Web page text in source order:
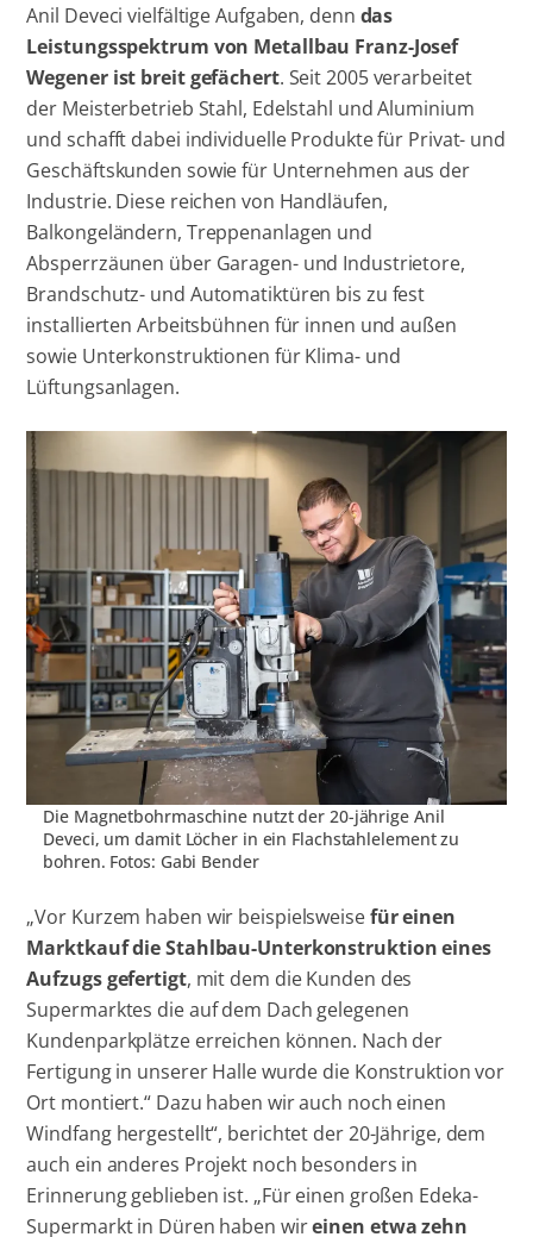
Anil Deveci vielfältige Aufgaben, denn das
Leistungsspektrum von Metallbau Franz-Josef
Wegener ist breit gefächert. Seit 2005 verarbeitet
der Meisterbetrieb Stahl, Edelstahl und Aluminium
und schafft dabei individuelle Produkte für Privat- und
Geschäftskunden sowie für Unternehmen aus der
Industrie. Diese reichen von Handläufen,
Balkongeländern, Treppenanlagen und
Absperrzäunen über Garagen- und Industrietore,
Brandschutz- und Automatiktüren bis zu fest
installierten Arbeitsbühnen für innen und außen
sowie Unterkonstruktionen für Klima- und
Lüftungsanlagen.
Die Magnetbohrmaschine nutzt der 20-jährige Anil
Deveci, um damit Löcher in ein Flachstahlelement zu
bohren. Fotos: Gabi Bender
„Vor Kurzem haben wir beispielsweisefür einen
Marktkauf die Stahlbau-Unterkonstruktion eines
Aufzugs gefertigt, mit dem die Kunden des
Supermarktes die auf dem Dach gelegenen
Kundenparkplätze erreichen können. Nach der
Fertigung in unserer Halle wurde die Konstruktion vor
Ort montiert.“ Dazu haben wir auch noch einen
Windfang hergestellt“, berichtet der 20-Jährige, dem
auch ein anderes Projekt noch besonders in
Erinnerung geblieben ist. „Für einen großen Edeka-
Supermarkt in Düren haben wireinen etwa zehn